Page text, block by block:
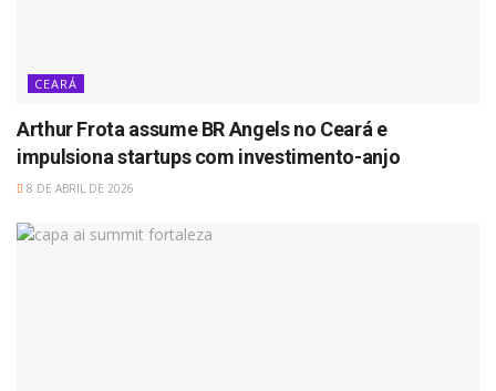
CEARÁ
Arthur Frota assume BR Angels no Ceará e
impulsiona startups com investimento-anjo
8 DE ABRIL DE 2026